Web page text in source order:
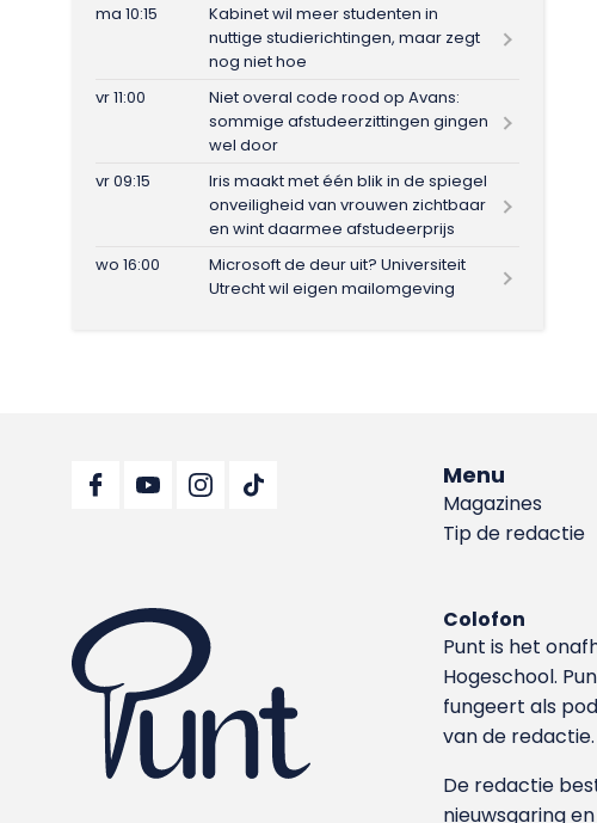
ma 10:15
Kabinet wil meer studenten in
nuttige studierichtingen, maar zegt
nog niet hoe
vr 11:00
Niet overal code rood op Avans:
sommige afstudeerzittingen gingen
wel door
vr 09:15
Iris maakt met één blik in de spiegel
onveiligheid van vrouwen zichtbaar
en wint daarmee afstudeerprijs
wo 16:00
Microsoft de deur uit? Universiteit
Utrecht wil eigen mailomgeving
Menu
Magazines
Tip de redactie
Colofon
Punt is het
Hoge­school.
fungeert als
van de
De redactie
nieuwsgaring